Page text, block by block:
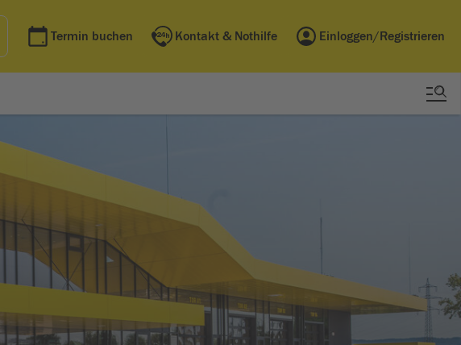
Termin buchen Kontakt & Nothilfe Einloggen/Registrieren